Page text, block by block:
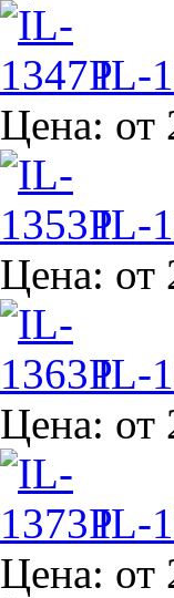
IL-
Цена: от
IL-
Цена: от
IL-
Цена: от
IL-
Цена: от